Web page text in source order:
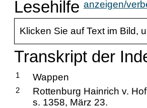
Lesehilfe anzeigen/
Klicken Sie auf Text im Bild,
Transkript der
1 Wappen
2
Rottenburg Hainrich v.
s. 1358, März 23.